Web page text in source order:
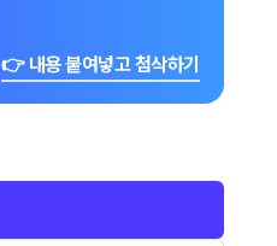
👉 내용 붙여넣고 첨삭하기